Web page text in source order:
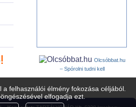
felhasználói élmény fokozása céljából.
elfogadja ezt.
Olcsóbbat.hu
– Spórolni tudni kell